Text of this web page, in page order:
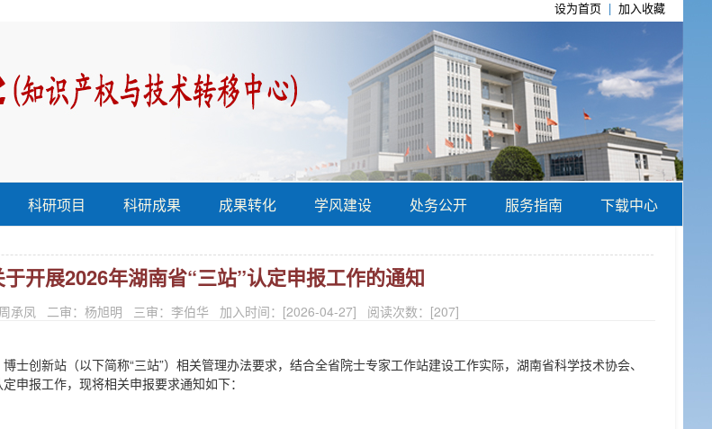
设为首页 | 加入收藏
科研项目 科研成果 成果转化 学风建设 处务公开 服务指南 下载中心
于开展2026年湖南省“三站”认定申报工作的通知
承凤 二审：杨旭明 三审：李伯华 加入时间：[2026-04-27] 阅读次数：[207]
士创新站（以下简称“三站”）相关管理办法要求，结合全省院士专家工作站建设工作实际，湖南省科学技术协会、
申报工作，现将相关申报要求通知如下：